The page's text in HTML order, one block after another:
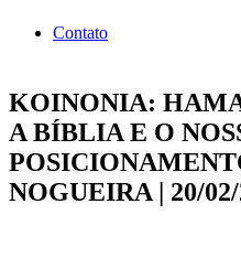
Contato
KOINONIA:
A BÍBLIA E O
NOGUEIRA | 20/